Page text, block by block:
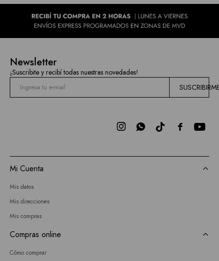
Newsletter
¡Suscribite y recibí todas nuestras novedades!

 
Mi Cuenta
Mis datos
Mis direcciones
Mis compras
Compras online
Cómo comprar